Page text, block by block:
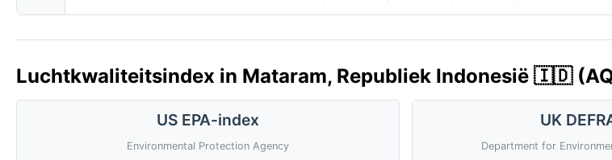
Luchtkwaliteitsindex in Mataram, Republiek Indonesië 🇮🇩
US EPA-index
Environmental Protection Agency
UK
Department for